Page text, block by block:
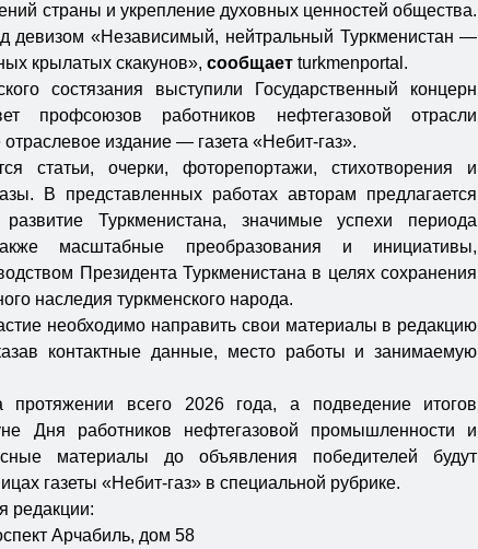
страны и укрепление духовных ценностей общества.
девизом «Независимый, нейтральный Туркменистан —
крылатых скакунов»,сообщает turkmenportal.
состязания выступили Государственный концерн
профсоюзов работников нефтегазовой отрасли
издание — газета «Небит-газ».
статьи, очерки, фоторепортажи, стихотворения и
В представленных работах авторам предлагается
развитие Туркменистана, значимые успехи периода
масштабные преобразования и инициативы,
Президента Туркменистана в целях сохранения
наследия туркменского народа.
необходимо направить свои материалы в редакцию
контактные данные, место работы и занимаемую
протяжении всего 2026 года, а подведение итогов
Дня работников нефтегазовой промышленности и
материалы до объявления победителей будут
газеты «Небит-газ» в специальной рубрике.
редакции:
Арчабиль, дом 58